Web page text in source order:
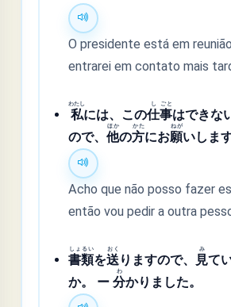
O presidente está em
entrarei em contato mais
私
わたし
には、この仕
し
事
ごと
はできな
ので、他
ほか
の方
かた
にお願
ねが
いします
Acho que não posso fazer
então vou pedir a outra
書
しょ
類
るい
を送
おく
りますので、 見
み
て
か。 ー分
わ
かりました。